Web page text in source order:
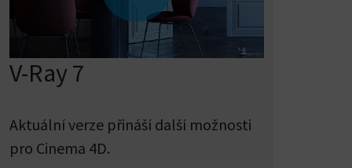
V-Ray 7
Aktuální verze přináší další možnosti
pro Cinema 4D.